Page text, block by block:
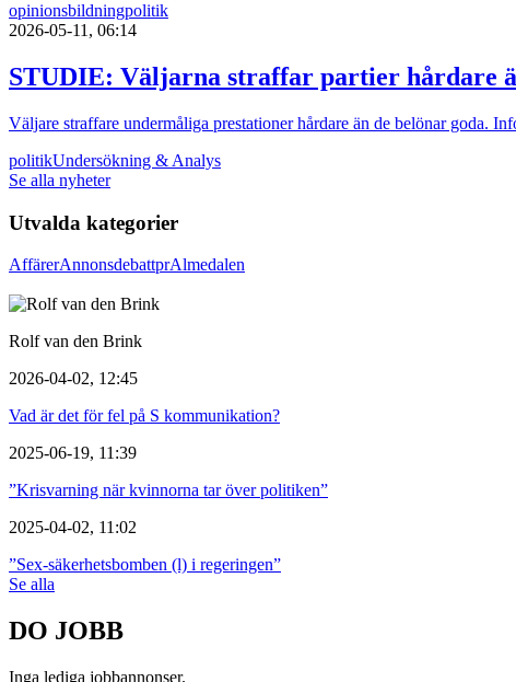
opinionsbildningpolitik
2026-05-11, 06:14
STUDIE: Väljarna straffar partier hårdare
Väljare straffare undermåliga prestationer hårdare än de belönar goda.
politikUndersökning & Analys
Se alla nyheter
Utvalda kategorier
AffärerAnnonsdebattprAlmedalen
Rolf van den Brink
2026-04-02, 12:45
Vad är det för fel på S kommunikation?
2025-06-19, 11:39
”Krisvarning när kvinnorna tar över politiken”
2025-04-02, 11:02
”Sex-säkerhetsbomben (l) i regeringen”
Se alla
DO JOBB
Inga lediga jobbannonser.